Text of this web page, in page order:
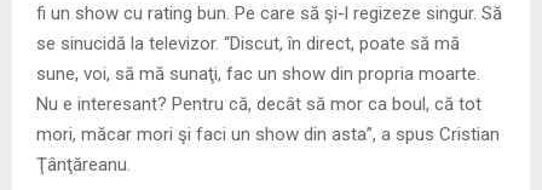
fi un show cu rating bun. Pe care să şi-l regizeze singur. Să
se sinucidă la televizor. “Discut, în direct, poate să mă
sune, voi, să mă sunaţi, fac un show din propria moarte.
Nu e interesant? Pentru că, decât să mor ca boul, că tot
mori, măcar mori şi faci un show din asta”, a spus Cristian
Ţânţăreanu.